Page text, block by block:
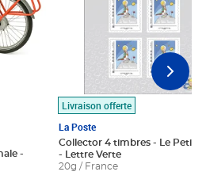
Livraison offerte
La Poste
Collector 4 timbres - Le Petit
- Lettre Verte
20g / France